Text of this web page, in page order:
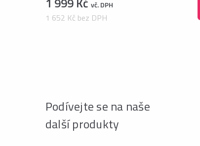
vč. DPH
1 652 Kč bez DPH
Podívejte se na naše
další produkty